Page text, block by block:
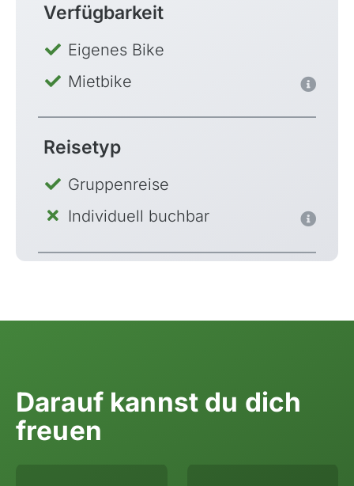
Verfügbarkeit
Eigenes Bike
Mietbike
Reisetyp
Gruppenreise
Individuell buchbar
Darauf kannst du dich
freuen